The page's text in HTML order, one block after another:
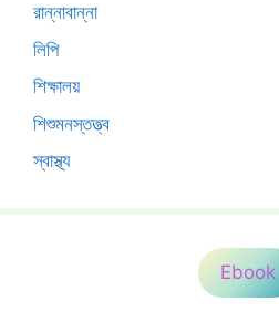
রান্নাবান্না
লিপি
শিক্ষালয়
শিশুমনস্তত্ত্ব
স্বাস্থ্য
Ebook